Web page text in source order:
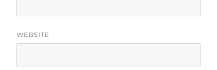
WEBSITE